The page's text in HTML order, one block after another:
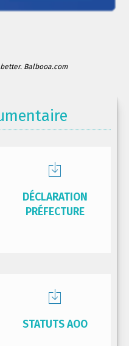
Balbooa.com
DÉCLARATION
PRÉFECTURE
STATUTS AOO